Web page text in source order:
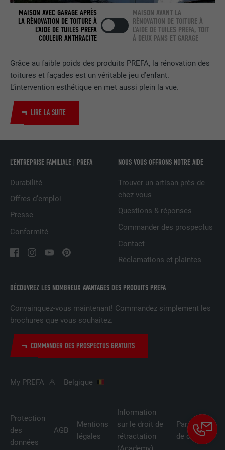
Grâce au faible poids des produits PREFA, la rénovation des
toitures et façades est un véritable jeu d’enfant.
L’intervention esthétique en met aussi plein la vue.
LIRE LA SUITE
MAISON AVEC GARAGE APRÈS
LA RÉNOVATION DE TOITURE À
L’AIDE DE TUILES PREFA
COULEUR ANTHRACITE
MAISON AVANT LA
RÉNOVATION DE TOITURE À
L’AIDE DE TUILES PREFA, TOIT
À DEUX PANS ET GARAGE
DÉCOUVREZ LES NOMBREUX AVANTAGES DES PRODUITS PREFA
Convainquez-vous maintenant! Commandez simplement les
brochures que vous souhaitez.
COMMANDER DES PROSPECTUS GRATUITS
L’ENTREPRISE FAMILIALE | PREFA
Durabilité
Offres d’emploi
Presse
Conformité
NOUS VOUS OFFRONS NOTRE AIDE
Trouver un artisan près de
chez vous
Questions & réponses
Commander des prospectus
Contact
Réclamations et plaintes
My PREFA Belgique
Protection
des
données
AGB
Mentions
légales
Information
sur le droit de
rétractation
Paramètres
de cookies
EXPIRATION 2 ans
services intégrés.
NOM
FOURNISSEUR
UTILITÉ
LinkedIn pour suivre l'utilisation de
services intégrés
UserMatchHistory
FOURNISSEUR
UTILITÉ
plusieurs sites Internet afin d'afficher de
FOURNISSEUR LinkedIn
UTILITÉ
Utilisé par le service de réseau social
LinkedIn pour suivre l'utilisation de